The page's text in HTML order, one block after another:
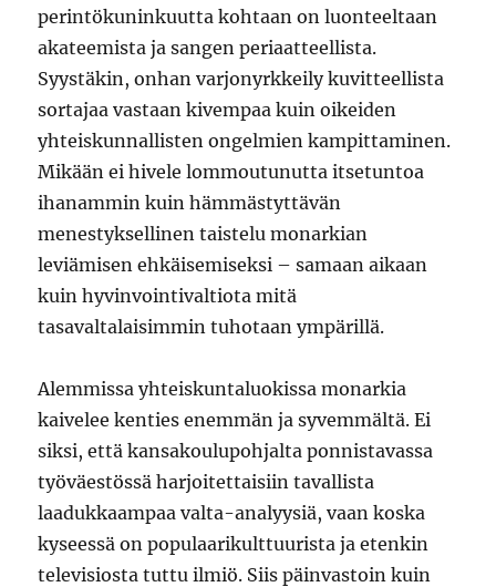
perintökuninkuutta kohtaan on luonteeltaan
akateemista ja sangen periaatteellista.
Syystäkin, onhan varjonyrkkeily kuvitteellista
sortajaa vastaan kivempaa kuin oikeiden
yhteiskunnallisten ongelmien kampittaminen.
Mikään ei hivele lommoutunutta itsetuntoa
ihanammin kuin hämmästyttävän
menestyksellinen taistelu monarkian
leviämisen ehkäisemiseksi – samaan aikaan
kuin hyvinvointivaltiota mitä
tasavaltalaisimmin tuhotaan ympärillä.
Alemmissa yhteiskuntaluokissa monarkia
kaivelee kenties enemmän ja syvemmältä. Ei
siksi, että kansakoulupohjalta ponnistavassa
työväestössä harjoitettaisiin tavallista
laadukkaampaa valta-analyysiä, vaan koska
kyseessä on populaarikulttuurista ja etenkin
televisiosta tuttu ilmiö. Siis päinvastoin kuin